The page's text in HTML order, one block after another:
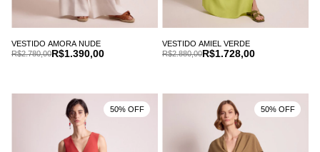
VESTIDO AMORA NUDE
R$1.390,00
R$2.780,00
VESTIDO AMIEL VERDE
R$1.728,00
R$2.880,00
50% OFF 50% OFF